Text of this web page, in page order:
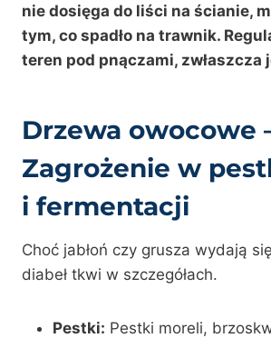
nie dosięga do liści na ścianie,
tym, co spadło na trawnik.
teren pod pnączami, zwłaszcza
Drzewa owocowe
Zagrożenie w
i fermentacji
Choć jabłoń czy grusza wydają
diabeł tkwi w szczegółach.
Pestki: Pestki moreli,